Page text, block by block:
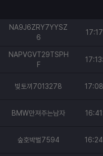
NA9J6ZRY7YYSZ
6
NAPVGVT29TSPH
F
빛토끼7013278
BMW만져주는남자
숲호박벌7594